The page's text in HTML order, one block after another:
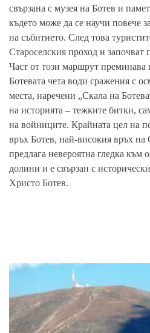
свързана с музея на Ботев и
където може да се научи повече
на събитието. След това
Староселския проход и започват
Част от този маршрут преминава
Ботевата чета води сражения с
места, наречени „Скала на
на историята – тежките битки,
на войниците. Крайната цел на
връх Ботев, най-високия връх
предлага невероятна гледка към
долини и е свързан с
Христо Ботев.